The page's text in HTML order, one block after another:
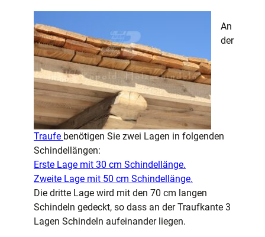
An
der
Traufe benötigen Sie zwei Lagen in folgenden
Schindellängen:
Erste Lage mit 30 cm Schindellänge.
Zweite Lage mit 50 cm Schindellänge.
Die dritte Lage wird mit den 70 cm langen
Schindeln gedeckt, so dass an der Traufkante 3
Lagen Schindeln aufeinander liegen.